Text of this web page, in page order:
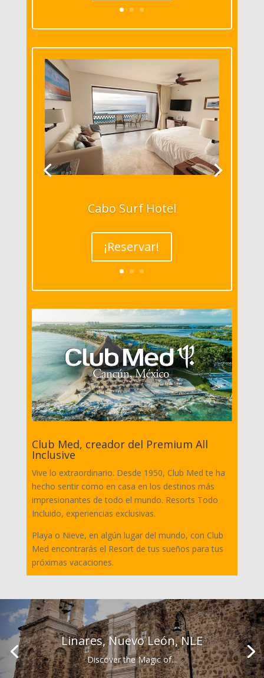
Cabo Surf Hotel
¡Reservar!
Club Med, creador del Premium All
Inclusive
Vive lo extraordinario. Desde 1950, Club Med te ha
hecho sentir como en casa en los destinos más
impresionantes de todo el mundo. Resorts Todo
Incluido, experiencias exclusivas.
Playa o Nieve, en algún lugar del mundo, con Club
Med encontrarás el Resort de tus sueños para tus
próximas vacaciones.
Linares, Nuevo León, NLE
Discover the Magic of...